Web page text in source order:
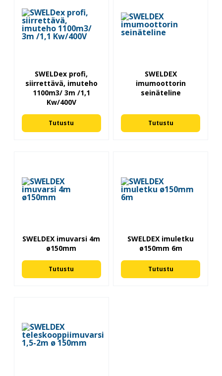
SWELDex profi,
siirrettävä, imuteho
1100m3/ 3m /1,1
Kw/400V
Tutustu
SWELDEX
imumoottorin
seinäteline
Tutustu
SWELDEX imuvarsi 4m
ø150mm
Tutustu
SWELDEX imuletku
ø150mm 6m
Tutustu